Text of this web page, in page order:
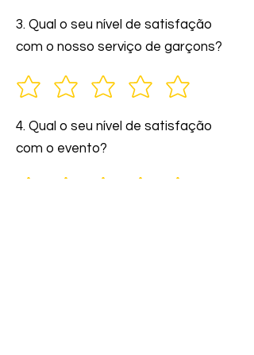
3. Qual o seu nível de satisfação
com o nosso serviço de garçons?
4. Qual o seu nível de satisfação
com o evento?